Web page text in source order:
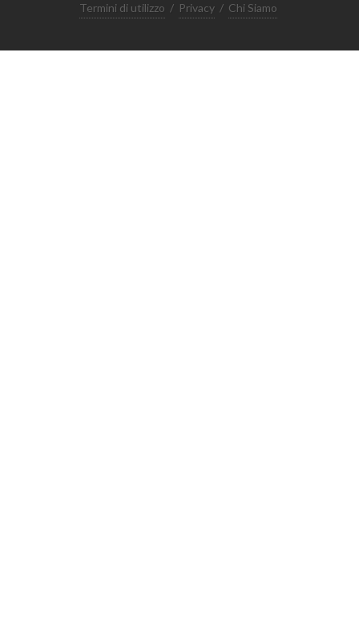
Termini di utilizzo / Privacy / Chi Siamo